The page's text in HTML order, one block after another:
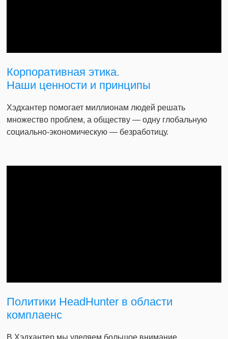
Корпоративная этика.
Наши ценности и принципы
Хэдхантер помогает миллионам людей решать
множество проблем, а обществу — одну глобальную
социально-экономическую — безработицу.
Политики HeadHunter в области
комплаенс